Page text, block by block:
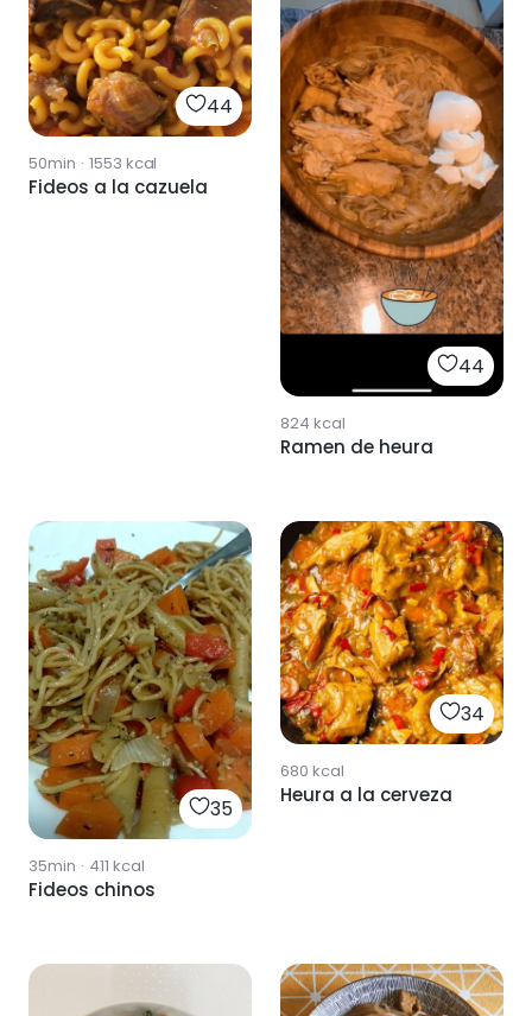
44
50min · 1553 kcal
Fideos a la cazuela
44
824 kcal
Ramen de heura
35
35min · 411 kcal
Fideos chinos
34
680 kcal
Heura a la cerveza